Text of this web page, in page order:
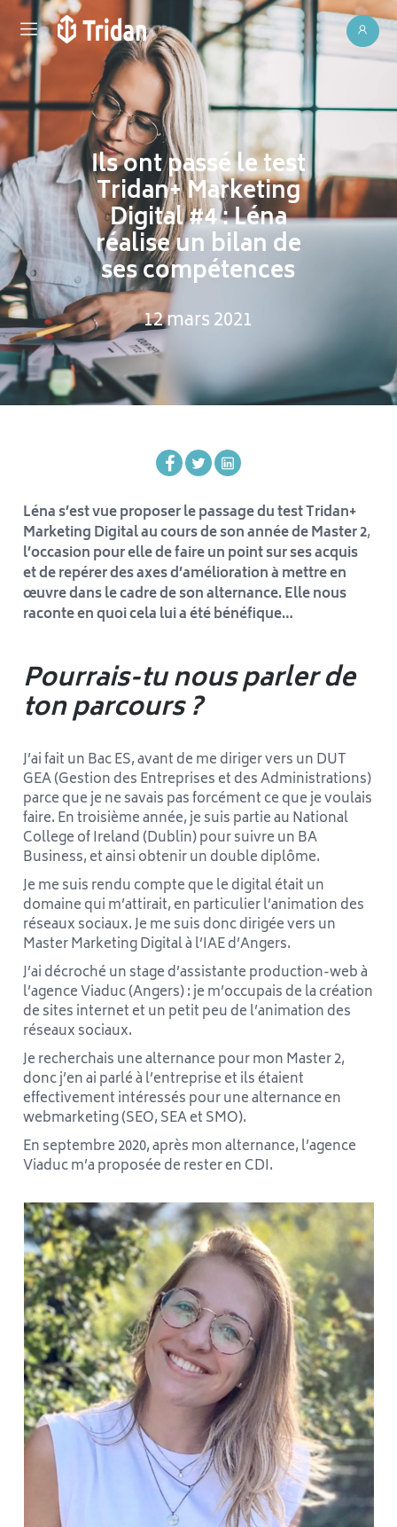
Ils ont passé le test
Tridan+ Marketing
Digital #4 : Léna
réalise un bilan de
ses compétences
12 mars 2021
Léna s’est vue proposer le passage du testTridan+
Marketing Digital au cours de son année de Master 2,
l’occasion pour elle de faire un point sur ses acquis
et de repérer des axes d’amélioration à mettre en
œuvre dans le cadre de son alternance.Elle nous
raconte en quoi cela lui a été bénéfique…
Pourrais-tu nous parler de
ton parcours ?
J’ai fait un Bac ES, avant de me diriger vers un DUT
GEA (Gestion des Entreprises et des Administrations)
parce que je ne savais pas forcément ce que je voulais
faire. En troisième année, je suis partie au National
College of Ireland (Dublin) pour suivre un BA
Business, et ainsi obtenir un double diplôme.
Je me suis rendu compte que le digital était un
domaine qui m’attirait, en particulier l’animation des
réseaux sociaux. Je me suis donc dirigée vers un
Master Marketing Digital à l’IAE d’Angers.
J’ai décroché un stage d’assistante production-web à
l’agence Viaduc (Angers) : je m’occupais de la création
de sites internet et un petit peu de l’animation des
réseaux sociaux.
Je recherchais une alternance pour mon Master 2,
donc j’en ai parlé à l’entreprise et ils étaient
effectivement intéressés pour une alternance en
webmarketing (SEO, SEA et SMO).
En septembre 2020, après mon alternance, l’agence
Viaduc m’a proposée de rester en CDI.